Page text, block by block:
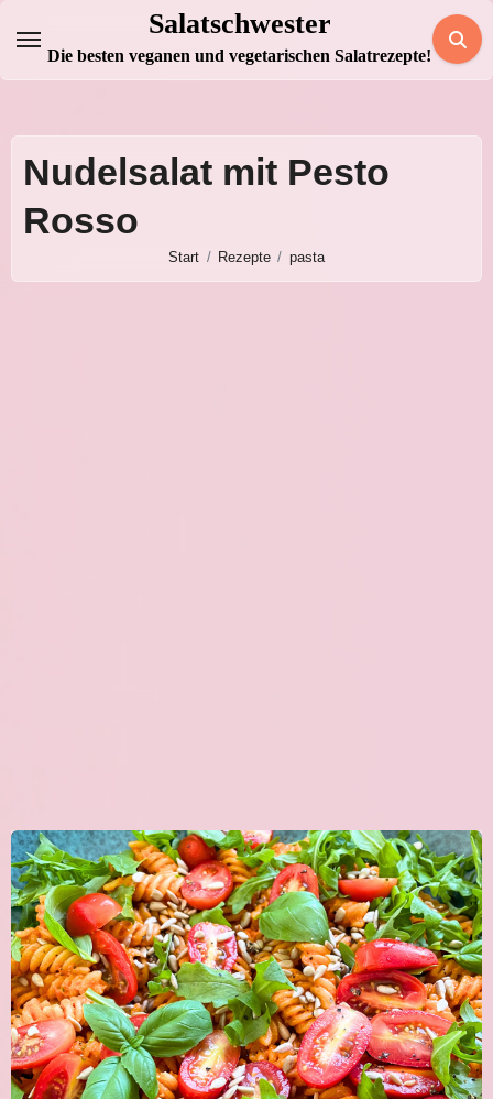
Inhalt
springen
Salatschwester
Die besten veganen und vegetarischen Salatrezepte!
Nudelsalat mit Pesto
Rosso
Start Rezepte pasta